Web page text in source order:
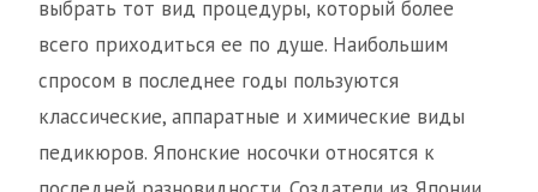
выбрать тот вид процедуры, который более
всего приходиться ее по душе. Наибольшим
спросом в последнее годы пользуются
классические, аппаратные и химические виды
педикюров. Японские носочки относятся к